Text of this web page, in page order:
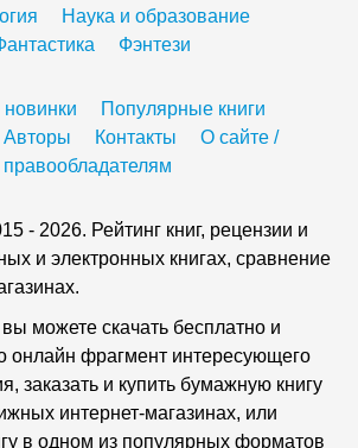
Наука и образование
Фэнтези
Популярные книги
Авторы Контакты
О сайте /
правообладателям
- 2026. Рейтинг книг, рецензии и
и электронных книгах, сравнение
можете скачать бесплатно и
онлайн фрагмент интересующего
заказать и купить бумажную книгу
интернет-магазинах, или
в одном из популярных форматов